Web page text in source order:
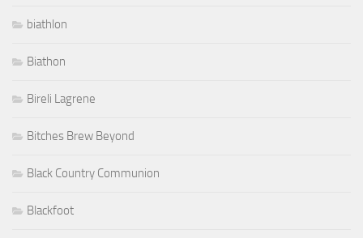
biathlon
Biathon
Bireli Lagrene
Bitches Brew Beyond
Black Country Communion
Blackfoot